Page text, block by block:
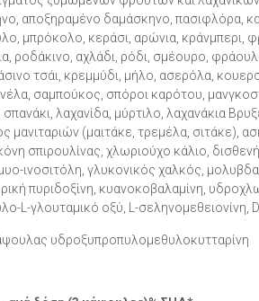
αποξηραμένο δαμάσκηνο, πασιφλόρα,
μπρόκολο, κεράσι, αρώνια, κράνμπερι,
ροδάκινο, αχλάδι, ρόδι, σμέουρο,
τσάι, κρεμμύδι, μήλο, ασερόλα,
σαμπούκος, σπόροι καρότου,
λαχανίδα, μύρτιλο, λαχανάκια
μανιταριών (μαιτάκε, τρεμέλα, σιτάκε),
σπιρουλίνας, χλωριούχο κάλιο,
ινοσιτόλη, γλυκονικός χαλκός,
πυριδοξίνη, κυανοκοβαλαμίνη,
L-γλουταμικό οξύ, L-σεληνομεθειονίνη,
υδροξυπροπυλοµεθυλοκυτταρίνη